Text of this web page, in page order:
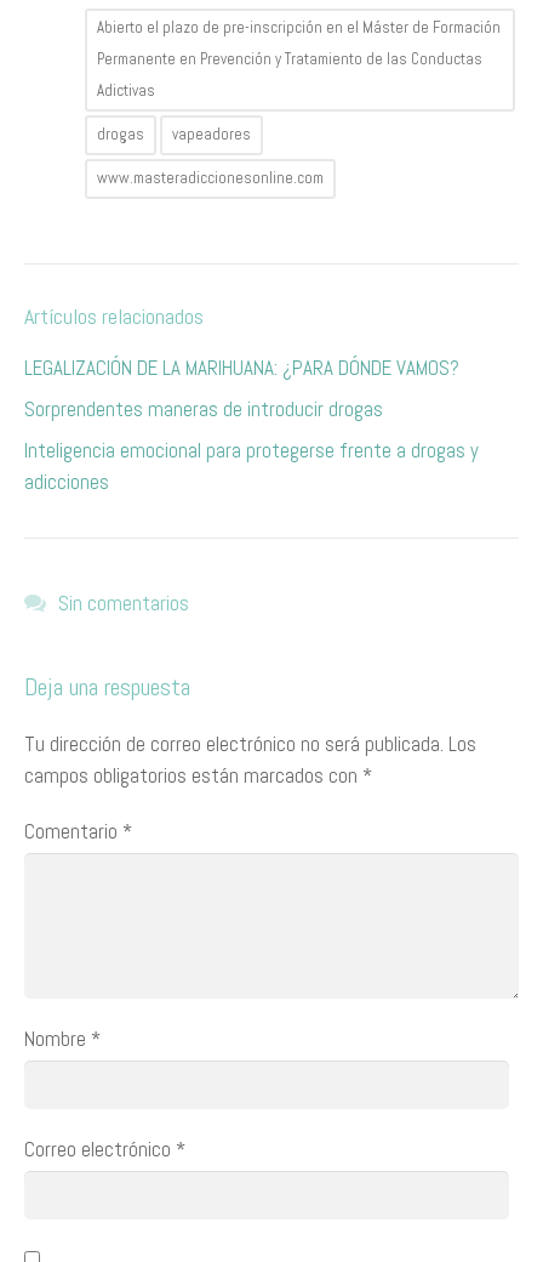
Abierto el plazo de pre-inscripción en el Máster de Formación
Permanente en Prevención y Tratamiento de las Conductas
Adictivas
drogas vapeadores
www.masteradiccionesonline.com
Artículos relacionados
LEGALIZACIÓN DE LA MARIHUANA: ¿PARA DÓNDE VAMOS?
Sorprendentes maneras de introducir drogas
Inteligencia emocional para protegerse frente a drogas y
adicciones
Sin comentarios
Deja una respuesta
Tu dirección de correo electrónico no será publicada. Los
campos obligatorios están marcados con *
Comentario *
Nombre *
Correo electrónico *